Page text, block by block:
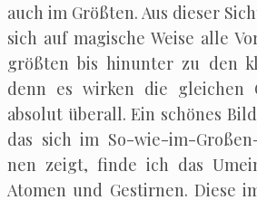
auch im Größ­ten. Aus die­ser
sich auf magi­sche Wei­se alle
größ­ten bis hin­un­ter zu den
denn es wir­ken die glei­chen
abso­lut über­all. Ein schö­nes
das sich im So-wie-im-
nen zeigt, fin­de ich das
Ato­men und Gestir­nen. Die­se